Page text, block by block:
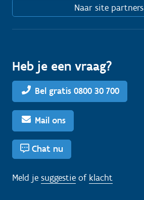
Naar site partners
Heb je een vraag?
Bel gratis 0800 30 700
Mail ons
Chat nu
Meld je suggestie of klacht